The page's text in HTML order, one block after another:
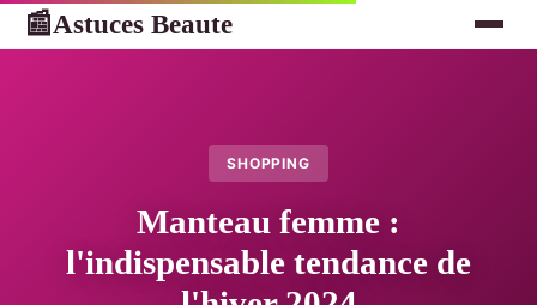
📰Astuces Beaute
SHOPPING
Manteau femme :
l'indispensable tendance de